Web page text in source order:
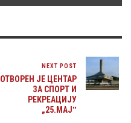
NEXT POST
ОТВОРЕН ЈЕ ЦЕНТАР
ЗА СПОРТ И
РЕКРЕАЦИЈУ
„25.МАЈˮ